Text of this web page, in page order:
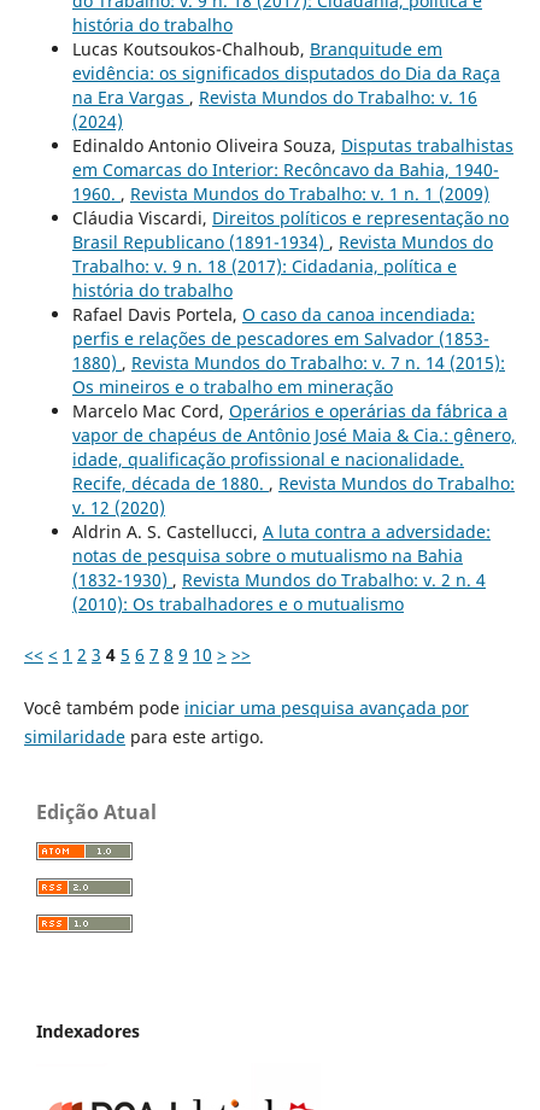
história do trabalho
Lucas Koutsoukos-Chalhoub, Branquitude em
evidência: os significados disputados do Dia da Raça
na Era Vargas , Revista Mundos do Trabalho: v. 16
(2024)
Edinaldo Antonio Oliveira Souza, Disputas trabalhistas
em Comarcas do Interior: Recôncavo da Bahia, 1940-
1960. , Revista Mundos do Trabalho: v. 1 n. 1 (2009)
Cláudia Viscardi, Direitos políticos e representação no
Brasil Republicano (1891-1934) , Revista Mundos do
Trabalho: v. 9 n. 18 (2017): Cidadania, política e
história do trabalho
Rafael Davis Portela, O caso da canoa incendiada:
perfis e relações de pescadores em Salvador (1853-
1880) , Revista Mundos do Trabalho: v. 7 n. 14 (2015):
Os mineiros e o trabalho em mineração
Marcelo Mac Cord, Operários e operárias da fábrica a
vapor de chapéus de Antônio José Maia & Cia.: gênero,
idade, qualificação profissional e nacionalidade.
Recife, década de 1880. , Revista Mundos do Trabalho:
v. 12 (2020)
Aldrin A. S. Castellucci, A luta contra a adversidade:
notas de pesquisa sobre o mutualismo na Bahia
(1832-1930) , Revista Mundos do Trabalho: v. 2 n. 4
(2010): Os trabalhadores e o mutualismo
<< < 1 2 3 4 5 6 7 8 9 10 > >>
Você também pode iniciar uma pesquisa avançada por
similaridadepara este artigo.
Edição Atual
Indexadores